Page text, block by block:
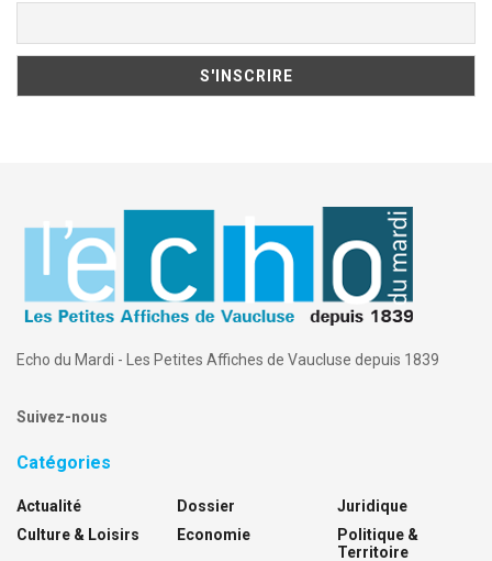
Echo du Mardi - Les Petites Affiches de Vaucluse depuis 1839
Suivez-nous
Catégories
Actualité
Culture & Loisirs
Dossier
Economie
Juridique
Politique &
Territoire